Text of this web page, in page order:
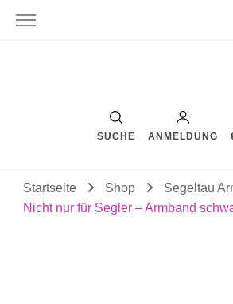
SUCHE ANMELDUNG
Startseite Shop
Segeltau
Nicht nur für Segler – Armband